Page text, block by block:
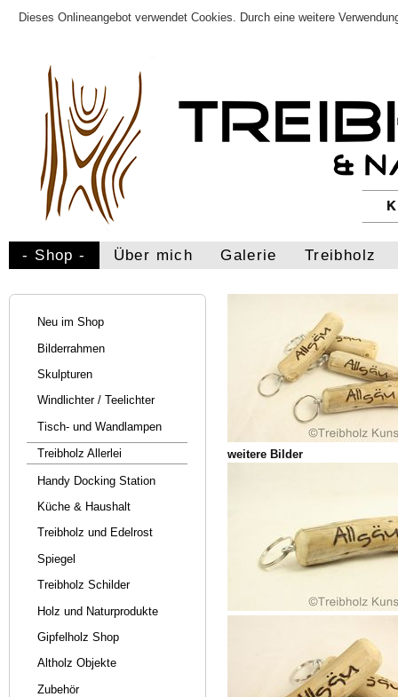
Dieses Onlineangebot verwendet Cookies. Durch eine weitere
- Shop - Über mich Galerie Treibholz
Neu im Shop
Bilderrahmen
Skulpturen
Windlichter / Teelichter
Tisch- und Wandlampen
Treibholz Allerlei
Handy Docking Station
Küche & Haushalt
Treibholz und Edelrost
Spiegel
Treibholz Schilder
Holz und Naturprodukte
Gipfelholz Shop
Altholz Objekte
Zubehör
weitere Bilder